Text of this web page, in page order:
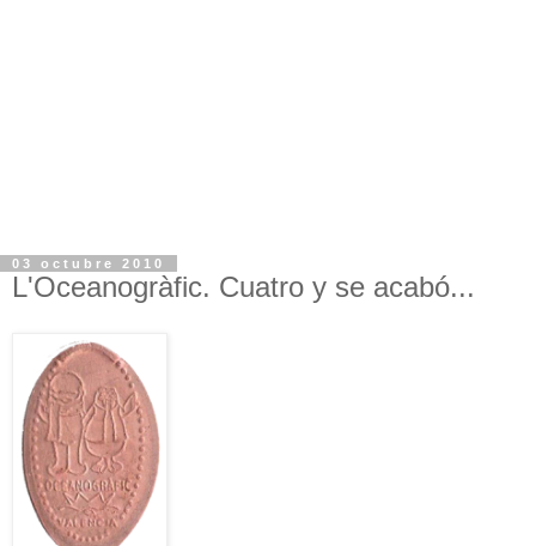
03 octubre 2010
L'Oceanogràfic. Cuatro y se acabó...